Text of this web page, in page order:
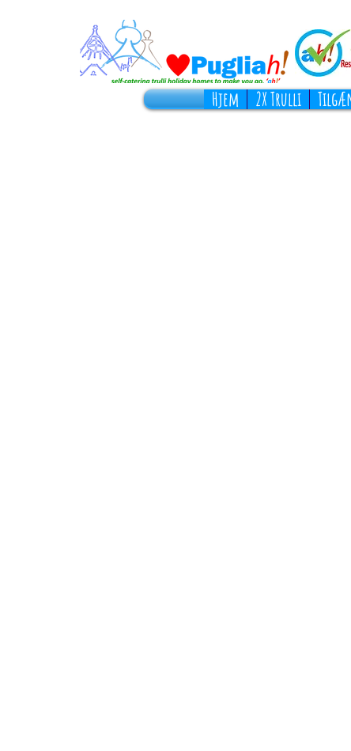
Hjem 2X Trulli